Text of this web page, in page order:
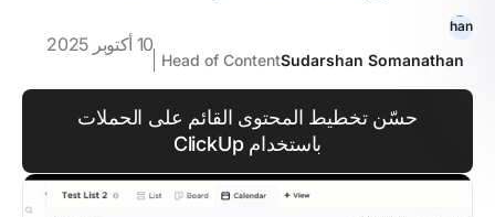
Sudarshan Somanathan
Head of Content
10 أكتوبر 2025
حسّن تخطيط المحتوى القائم على الحملات
باستخدام ClickUp